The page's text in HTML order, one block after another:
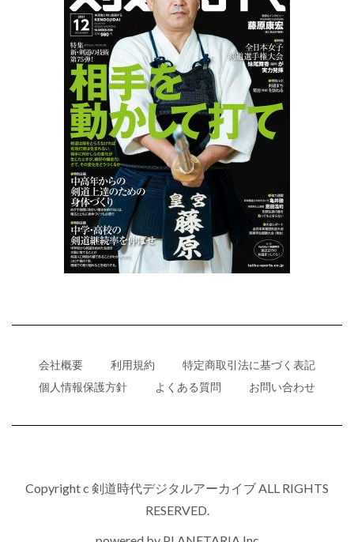
会社概要 利用規約
特定商取引法に基づく表記
個人情報保護方針
よくある質問 お問い合わせ
Copyright c 剣道時代デジタルアーカイブ ALL RIGHTS
RESERVED.